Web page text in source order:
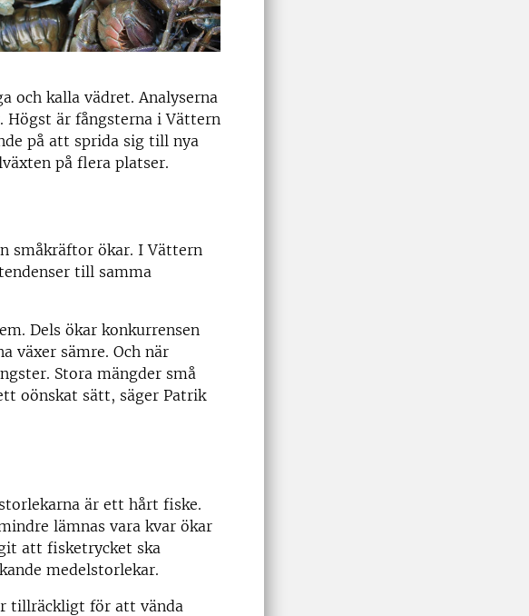
och kalla vädret. Analyserna
Högst är fångsterna i Vättern
på att sprida sig till nya
på flera platser.
småkräftor ökar. I Vättern
till samma
Dels ökar konkurrensen
växer sämre. Och när
Stora mängder små
oönskat sätt, säger Patrik
är ett hårt fiske.
lämnas vara kvar ökar
att fisketrycket ska
medelstorlekar.
tillräckligt för att vända